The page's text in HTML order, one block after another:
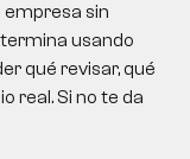
sin
usando
qué revisar, qué
real. Si no te da